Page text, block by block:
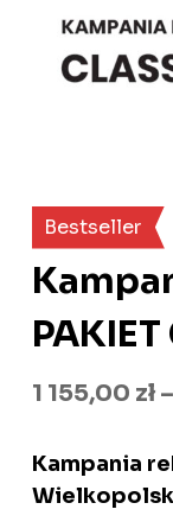
Bestseller
PAKIET
1 155,00 zł –
Kampania